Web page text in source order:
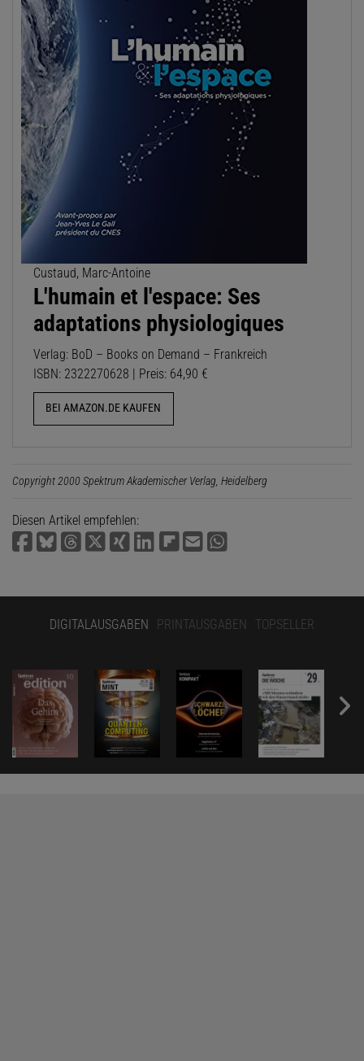
Custaud, Marc-Antoine
L'humain et l'espace: Ses
adaptations physiologiques
Verlag: BoD – Books on Demand – Frankreich
ISBN: 2322270628 | Preis: 64,90 €
BEI AMAZON.DE KAUFEN
Copyright 2000 Spektrum Akademischer Verlag, Heidelberg
Diesen Artikel empfehlen:
DIGITALAUSGABEN PRINTAUSGABEN TOPSELLER